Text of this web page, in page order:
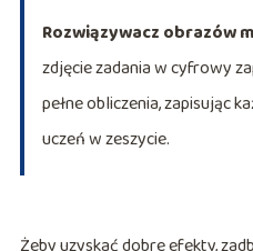
Rozwiązywacz obrazów
zdjęcie zadania w cyfrowy
pełne obliczenia, zapisując
uczeń w zeszycie.